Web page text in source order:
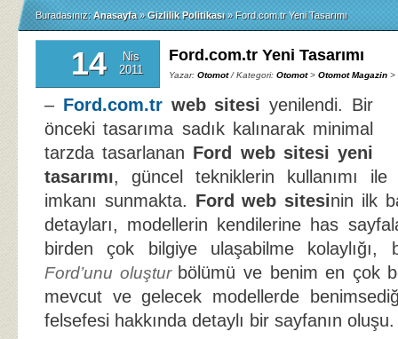
Buradasınız: Anasayfa » Gizlilik Politikası » Ford.com.tr Yeni Tasarımı
14
Nis
2011
Ford.com.tr Yeni Tasarımı
Yazar: Otomot/ Kategori: Otomot> Otomot Magazin >
– Ford.com.trweb sitesi yenilendi. Bir
önceki tasarıma sadık kalınarak minimal
tarzda tasarlanan Ford web sitesi yeni
tasarımı, güncel tekniklerin kullanımı
imkanı sunmakta. Ford web sitesinin ilk
detayları, modellerin kendilerine has
birden çok bilgiye ulaşabilme kolaylığı,
Ford’unu oluştur bölümü ve benim en çok
mevcut ve gelecek modellerde
felsefesi hakkında detaylı bir sayfanın oluşu.